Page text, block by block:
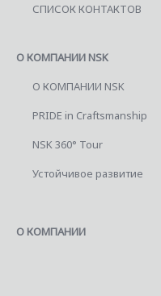
СПИСОК КОНТАКТОВ
О КОМПАНИИ NSK
О КОМПАНИИ NSK
PRIDE in Craftsmanship
NSK 360° Tour
Устойчивое развитие
О КОМПАНИИ